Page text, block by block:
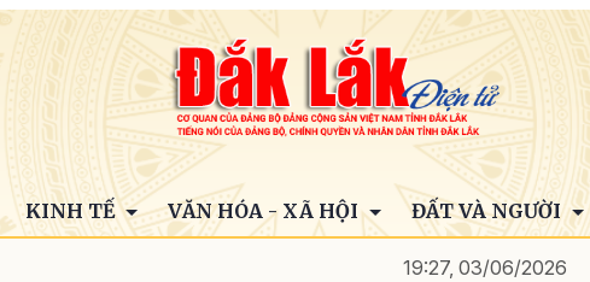
KINH TẾ VĂN HÓA - XÃ HỘI ĐẤT VÀ NGƯỜI
19:27, 03/06/2026